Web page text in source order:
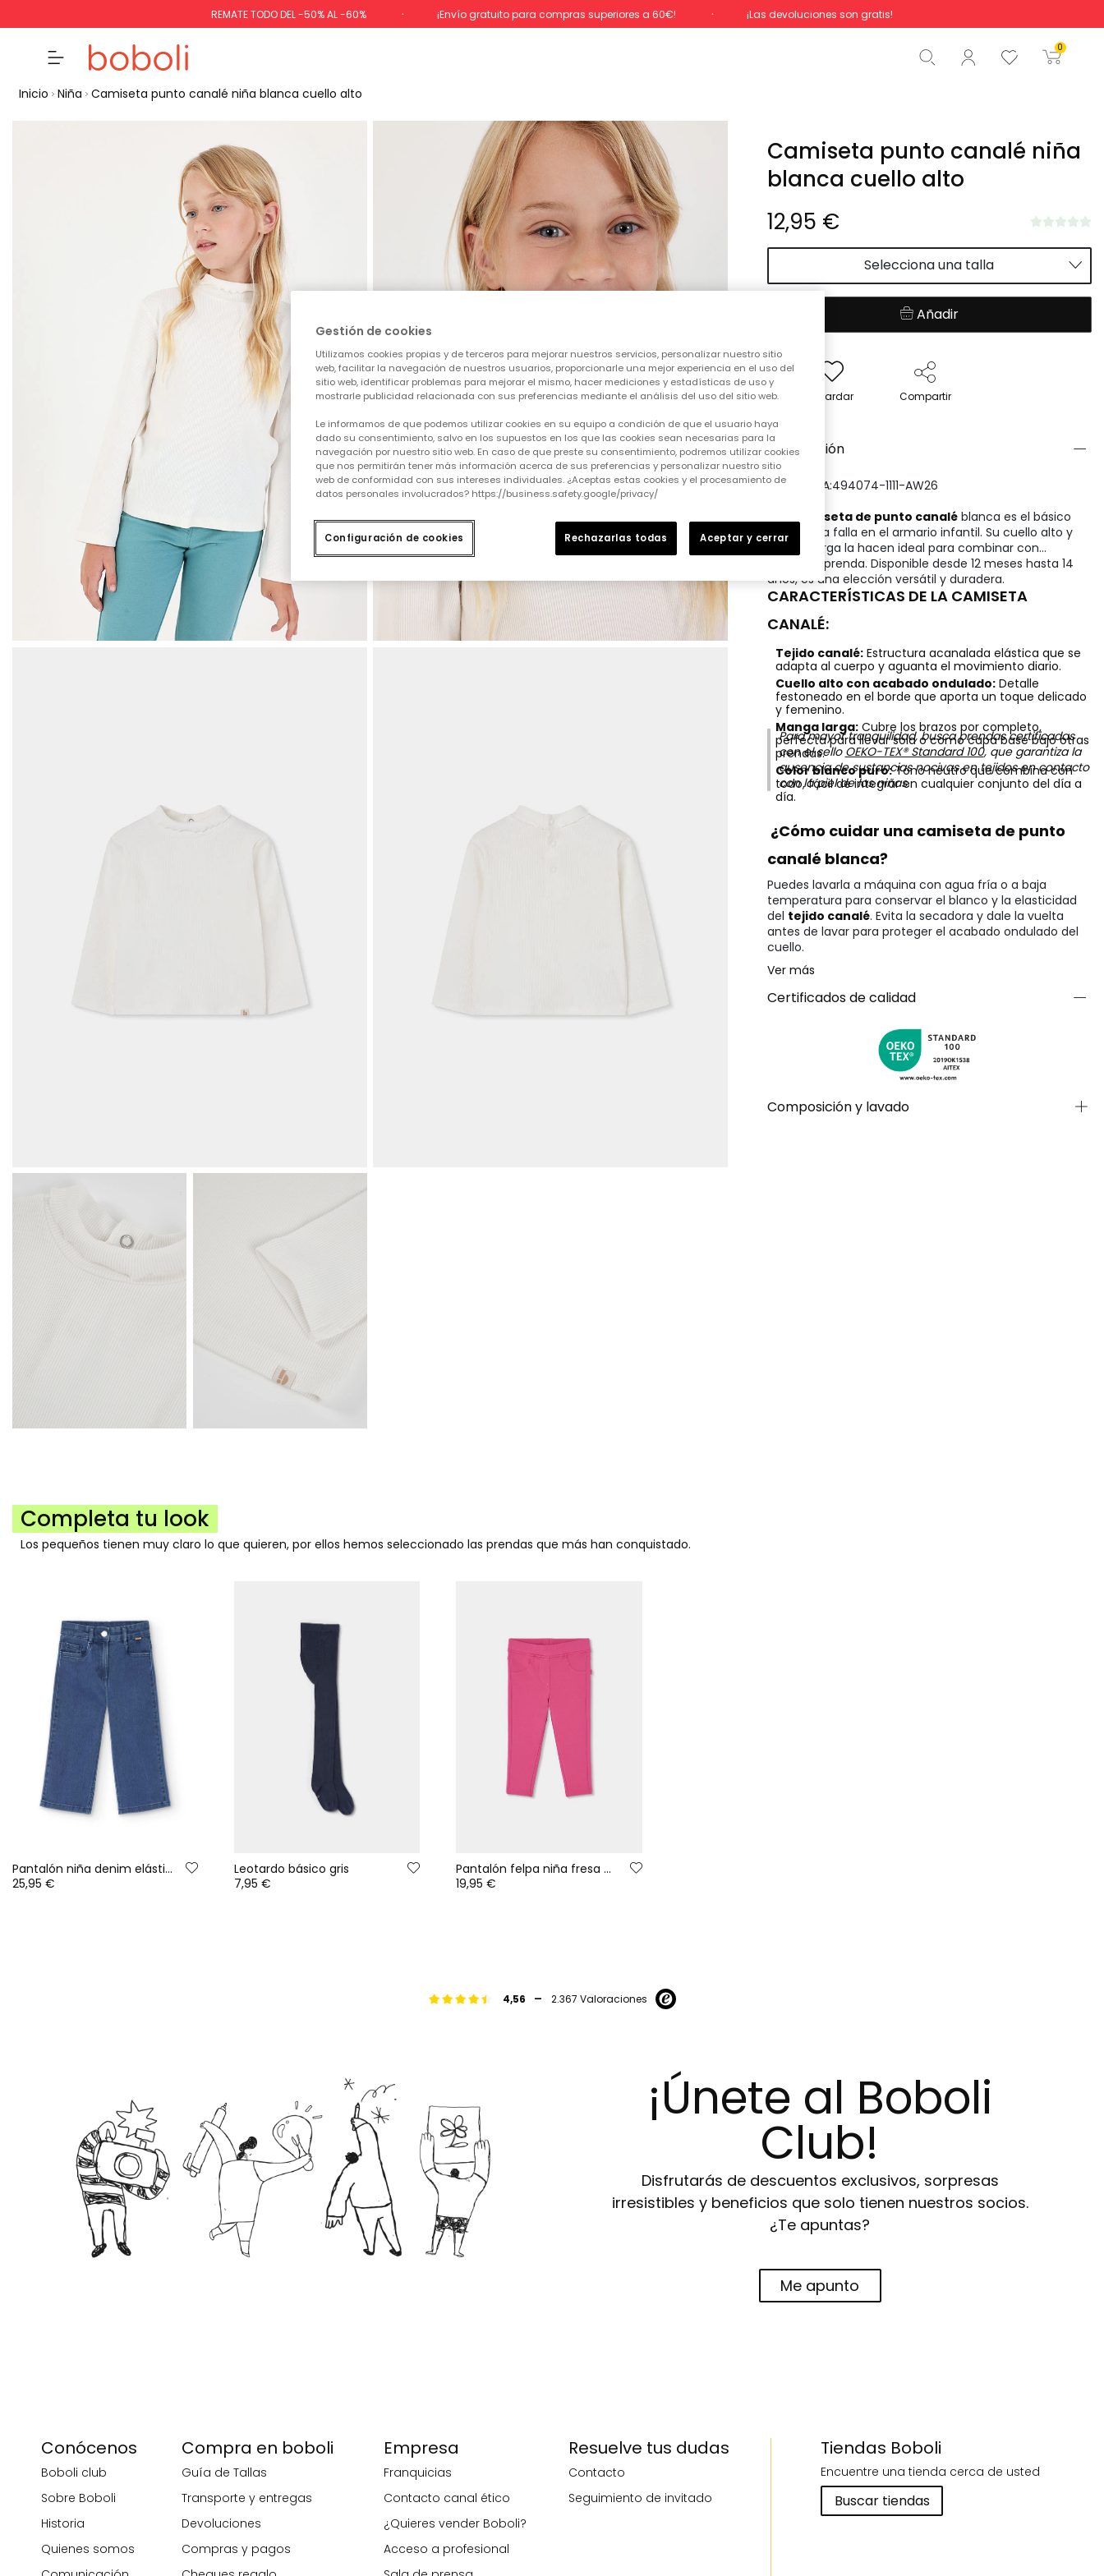
REMATE TODO DEL -50% AL -60% ¡Envío gratuito para compras superiores a 60€! ¡Las devoluciones son gratis!
0
Total 0,00 €
Comenzar pedido
Inicio Niña Camiseta punto canalé niña blanca cuello alto
Camiseta punto canalé niña
blanca cuello alto
12,95 €
Selecciona una talla
Añadir
Guardar Compartir
Descripción
REFERENCIA:494074-1111-AW26
camiseta de punto canaléblanca es el básico
que nunca falla en el armario infantil. Su cuello alto y
manga larga la hacen ideal para combinar con
cualquier prenda. Disponible desde 12 meses hasta 14
años, es una elección versátil y duradera.
CARACTERÍSTICAS DE LA CAMISETA
CANALÉ:
Tejido canalé:Estructura acanalada elástica que se
adapta al cuerpo y aguanta el movimiento diario.
Cuello alto con acabado ondulado:Detalle
festoneado en el borde que aporta un toque delicado
y femenino.
Manga larga:Cubre los brazos por completo,
perfecta para llevar sola o como capa base bajo otras
prendas.
Color blanco puro:Tono neutro que combina con
todo, fácil de integrar en cualquier conjunto del día a
día.
Para mayor tranquilidad, busca prendas certificadas
con el sello OEKO-TEX® Standard 100, que garantiza la
ausencia de sustancias nocivas en tejidos en contacto
con la piel de las niñas.
¿Cómo cuidar una camiseta de punto
canalé blanca?
Puedes lavarla a máquina con agua fría o a baja
temperatura para conservar el blanco y la elasticidad
del tejido canalé. Evita la secadora y dale la vuelta
antes de lavar para proteger el acabado ondulado del
cuello.
Ver más
Certificados de calidad
Composición y lavado
Completa tu look
Los pequeños tienen muy claro lo que quieren, por ellos hemos seleccionado las prendas que más han conquistado.
Pantalón niña denim elástico azul
25,95 €
Leotardo básico gris
7,95 €
Pantalón felpa niña fresa elástico
19,95 €
4,56 - 2.367 Valoraciones
¡Únete al Boboli
Club!
Disfrutarás de descuentos exclusivos, sorpresas
irresistibles y beneficios que solo tienen nuestros socios.
¿Te apuntas?
Me apunto
Conócenos
Boboli club
Sobre Boboli
Historia
Quienes somos
Compra en boboli
Guía de Tallas
Transporte y entregas
Devoluciones
Compras y pagos
Empresa
Franquicias
Contacto canal ético
¿Quieres vender Boboli?
Acceso a profesional
Resuelve tus dudas
Contacto
Seguimiento de invitado
Tiendas Boboli
Encuentre una tienda cerca de usted
Buscar tiendas
Gestión de cookies
Utilizamos cookies propias y de terceros para mejorar nuestros servicios, personalizar nuestro sitio
web, facilitar la navegación de nuestros usuarios, proporcionarle una mejor experiencia en el uso del
sitio web, identificar problemas para mejorar el mismo, hacer mediciones y estadísticas de uso y
mostrarle publicidad relacionada con sus preferencias mediante el análisis del uso del sitio web.
Le informamos de que podemos utilizar cookies en su equipo a condición de que el usuario haya
dado su consentimiento, salvo en los supuestos en los que las cookies sean necesarias para la
navegación por nuestro sitio web. En caso de que preste su consentimiento, podremos utilizar cookies
que nos permitirán tener más información acerca de sus preferencias y personalizar nuestro sitio
web de conformidad con sus intereses individuales. ¿Aceptas estas cookies y el procesamiento de
datos personales involucrados? https://business.safety.google/privacy/
Configuración de cookies Rechazarlas todas Aceptar y cerrar